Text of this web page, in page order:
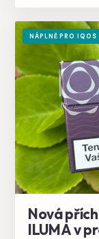
NÁPLNĚ PRO IQOS
Nová
ILUMA v